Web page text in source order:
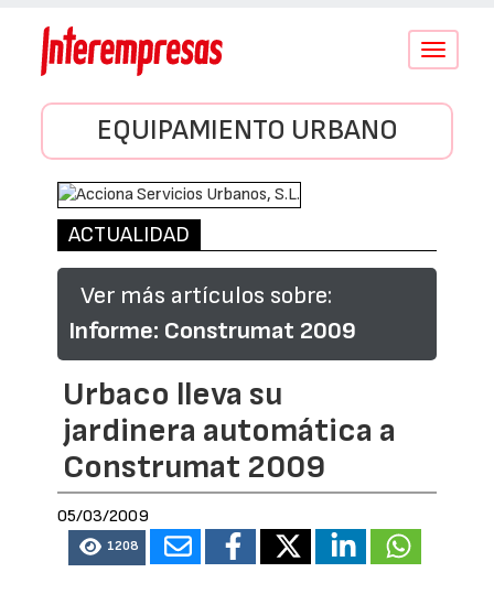
Conmutar
EQUIPAMIENTO URBANO
ACTUALIDAD
Ver más artículos sobre:
Informe: Construmat 2009
Urbaco lleva su
jardinera automática a
Construmat 2009
05/03/2009
1208